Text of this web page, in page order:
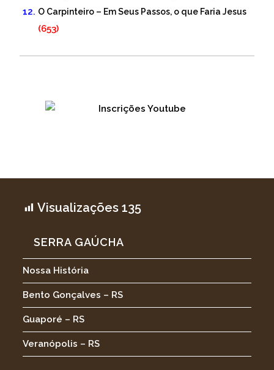
O Carpinteiro – Em Seus Passos, o que Faria Jesus
(653)
Visualizações 135
SERRA GAÚCHA
Nossa História
Bento Gonçalves – RS
Guaporé – RS
Veranópolis – RS